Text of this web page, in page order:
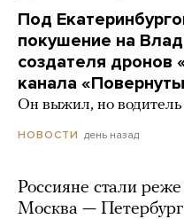
Под
покушение на
создателя дронов
канала
Он выжил, но водитель
НОВОСТИ день назад
Россияне стали
Москва —